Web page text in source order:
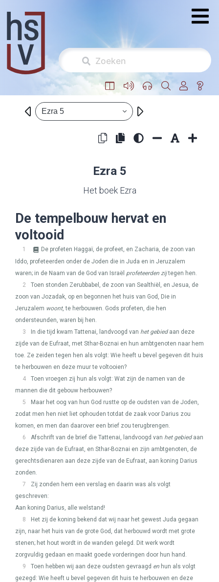
Ezra 5
Ezra 5
Het boek Ezra
De tempelbouw hervat en
voltooid
1
De profeten Haggaï, de profeet, en Zacharia, de zoon van
Iddo, profeteerden onder de Joden die in Juda en in Jeruzalem
waren; in de Naam van de God van Israël profeteerden zijtegen hen.
2
Toen stonden Zerubbabel, de zoon van Sealthiël, en Jesua, de
zoon van Jozadak, op en begonnen het huis van God, Die in
Jeruzalem woont, te herbouwen. Gods profeten, die hen
ondersteunden, waren bij hen.
3
In die tijd kwam Tattenai, landvoogd van het gebiedaan deze
zijde van de Eufraat, met Sthar-Boznai en hun ambtgenoten naar hem
toe. Ze zeiden tegen hen als volgt: Wie heeft u bevel gegeven dit huis
te herbouwen en deze muur te voltooien?
4
Toen vroegen zij hun als volgt: Wat zijn de namen van de
mannen die dit gebouw herbouwen?
5
Maar het oog van hun God rustte op de oudsten van de Joden,
zodat men hen niet liet ophouden totdat de zaak voor Darius zou
komen, en men dan daarover een brief zou terugbrengen.
6
Afschrift van de brief die Tattenai, landvoogd van het gebiedaan
deze zijde van de Eufraat, en Sthar-Boznai en zijn ambtgenoten, de
gerechtsdienaren aan deze zijde van de Eufraat, aan koning Darius
zonden.
7
Zij zonden hem een verslag en daarin was als volgt
geschreven:
Aan koning Darius, alle welstand!
8
Het zij de koning bekend dat wij naar het gewest Juda gegaan
zijn, naar het huis van de grote God, dat herbouwd wordt met grote
stenen; het hout wordt in de wanden gelegd. Dit werk wordt
zorgvuldig gedaan en maakt goede vorderingen door hun hand.
9
Toen hebben wij aan deze oudsten gevraagd en hun als volgt
gezegd: Wie heeft u bevel gegeven dit huis te herbouwen en deze